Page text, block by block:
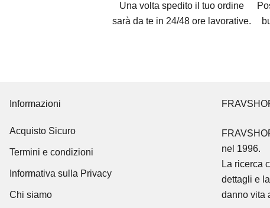
Una volta spedito il tuo ordine
sarà da te in 24/48 ore lavorative.
Informazioni
Acquisto Sicuro
Termini e condizioni
Informativa sulla Privacy
Chi siamo
nel 1996.
La ricerca
dettagli e
danno vita